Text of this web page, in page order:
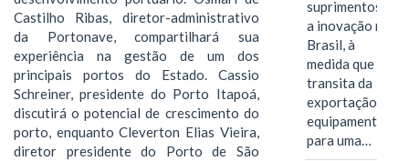
Castilho Ribas, diretor-administrativo
da Portonave, compartilhará sua
experiência na gestão de um dos
principais portos do Estado. Cassio
Schreiner, presidente do Porto Itapoá,
discutirá o potencial de crescimento do
porto, enquanto Cleverton Elias Vieira,
diretor presidente do Porto de São
suprimentos e
a inovação no
Brasil, à
medida que
transita da
exportação de
equipamentos
para uma…